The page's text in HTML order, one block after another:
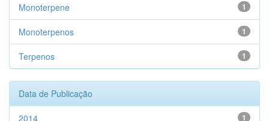
1
Monoterpene
1
Monoterpenos
1
Terpenos
Data de Publicação
1
2014